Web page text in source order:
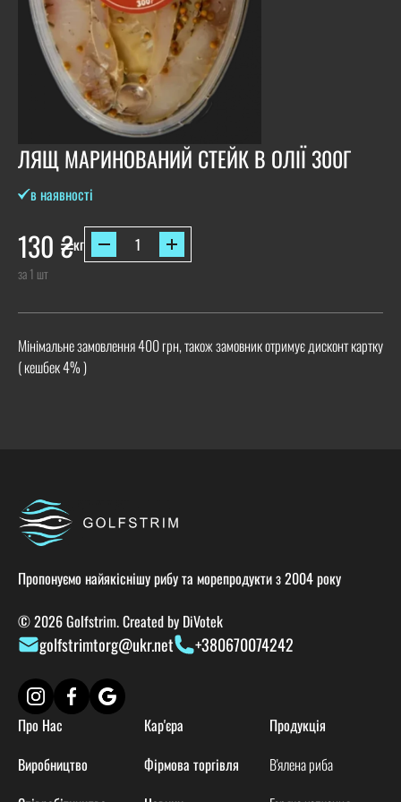
ЛЯЩ МАРИНОВАНИЙ СТЕЙК В ОЛІЇ 300Г
в наявності
130 ₴кг
за 1 шт
Мінімальне замовлення 400 грн, також замовник отримує дисконт картку
( кешбек 4% )
Пропонуємо найякіснішу рибу та морепродукти з 2004 року
© 2026 Golfstrim. Created by DiVotek
Про Нас
Виробництво
Кар'єра
Фірмова торгівля
Продукція
В'ялена риба
golfstrimtorg@ukr.net +380670074242